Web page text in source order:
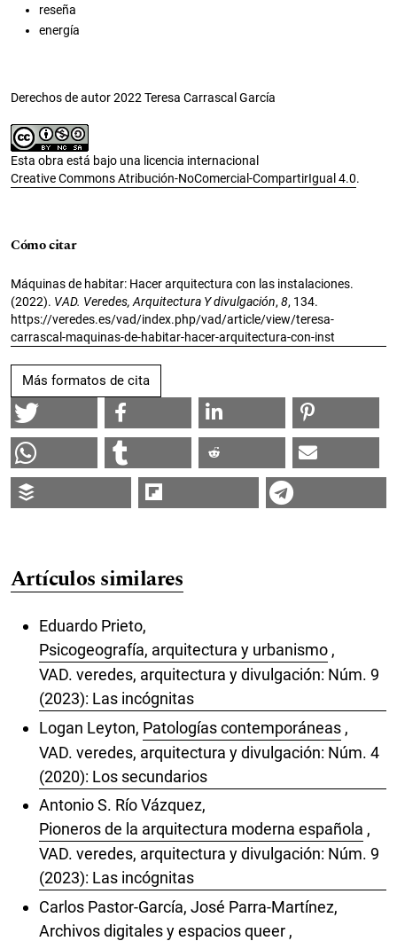
reseña
energía
Derechos de autor 2022 Teresa Carrascal García
Esta obra está bajo una licencia internacional
Creative Commons Atribución-NoComercial-CompartirIgual 4.0.
Cómo citar
Máquinas de habitar: Hacer arquitectura con las instalaciones.
(2022). VAD. Veredes, Arquitectura Y divulgación,8, 134.
https://veredes.es/vad/index.php/vad/article/view/teresa-
carrascal-maquinas-de-habitar-hacer-arquitectura-con-inst
Más formatos de cita
Artículos similares
Eduardo Prieto,
Psicogeografía, arquitectura y urbanismo ,
VAD. veredes, arquitectura y divulgación: Núm. 9
(2023): Las incógnitas
Logan Leyton, Patologías contemporáneas ,
VAD. veredes, arquitectura y divulgación: Núm. 4
(2020): Los secundarios
Antonio S. Río Vázquez,
Pioneros de la arquitectura moderna española ,
VAD. veredes, arquitectura y divulgación: Núm. 9
(2023): Las incógnitas
Carlos Pastor-García, José Parra-Martínez,
Archivos digitales y espacios queer ,